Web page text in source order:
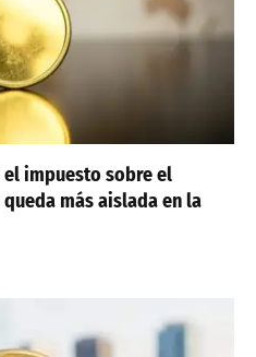
impuesto sobre el
más aislada en la